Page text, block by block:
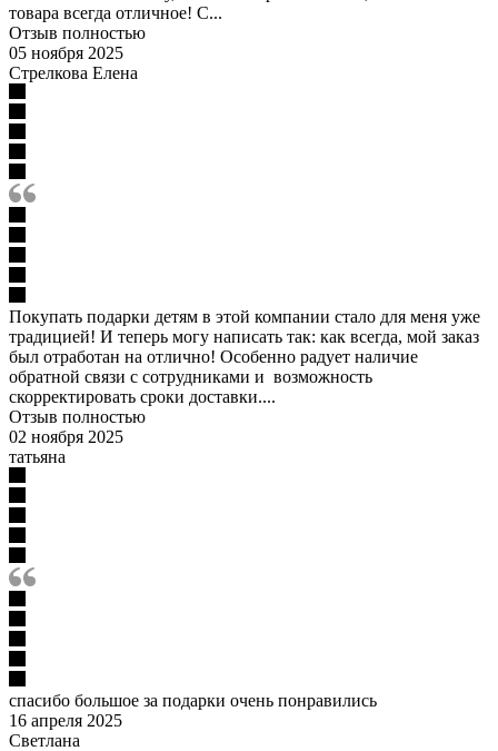
товара всегда отличное! С...
Отзыв полностью
05 ноября 2025
Стрелкова Елена
Покупать подарки детям в этой компании стало для меня уже
традицией! И теперь могу написать так: как всегда, мой заказ
был отработан на отлично! Особенно радует наличие
обратной связи с сотрудниками и возможность
скорректировать сроки доставки....
Отзыв полностью
02 ноября 2025
татьяна
спасибо большое за подарки очень понравились
16 апреля 2025
Светлана